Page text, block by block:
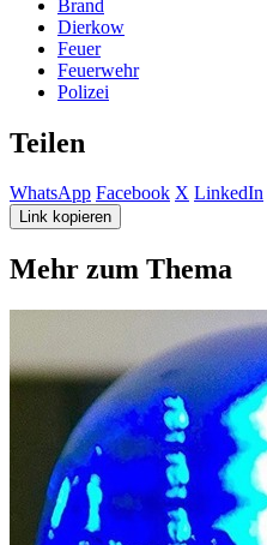
Brand
Dierkow
Feuer
Feuerwehr
Polizei
Teilen
WhatsApp Facebook X LinkedIn
Link kopieren
Mehr zum Thema